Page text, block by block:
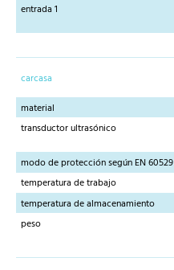
entrada 1
carcasa
material
transductor ultrasónico
modo de protección según EN 60529
temperatura de trabajo
temperatura de almacenamiento
peso